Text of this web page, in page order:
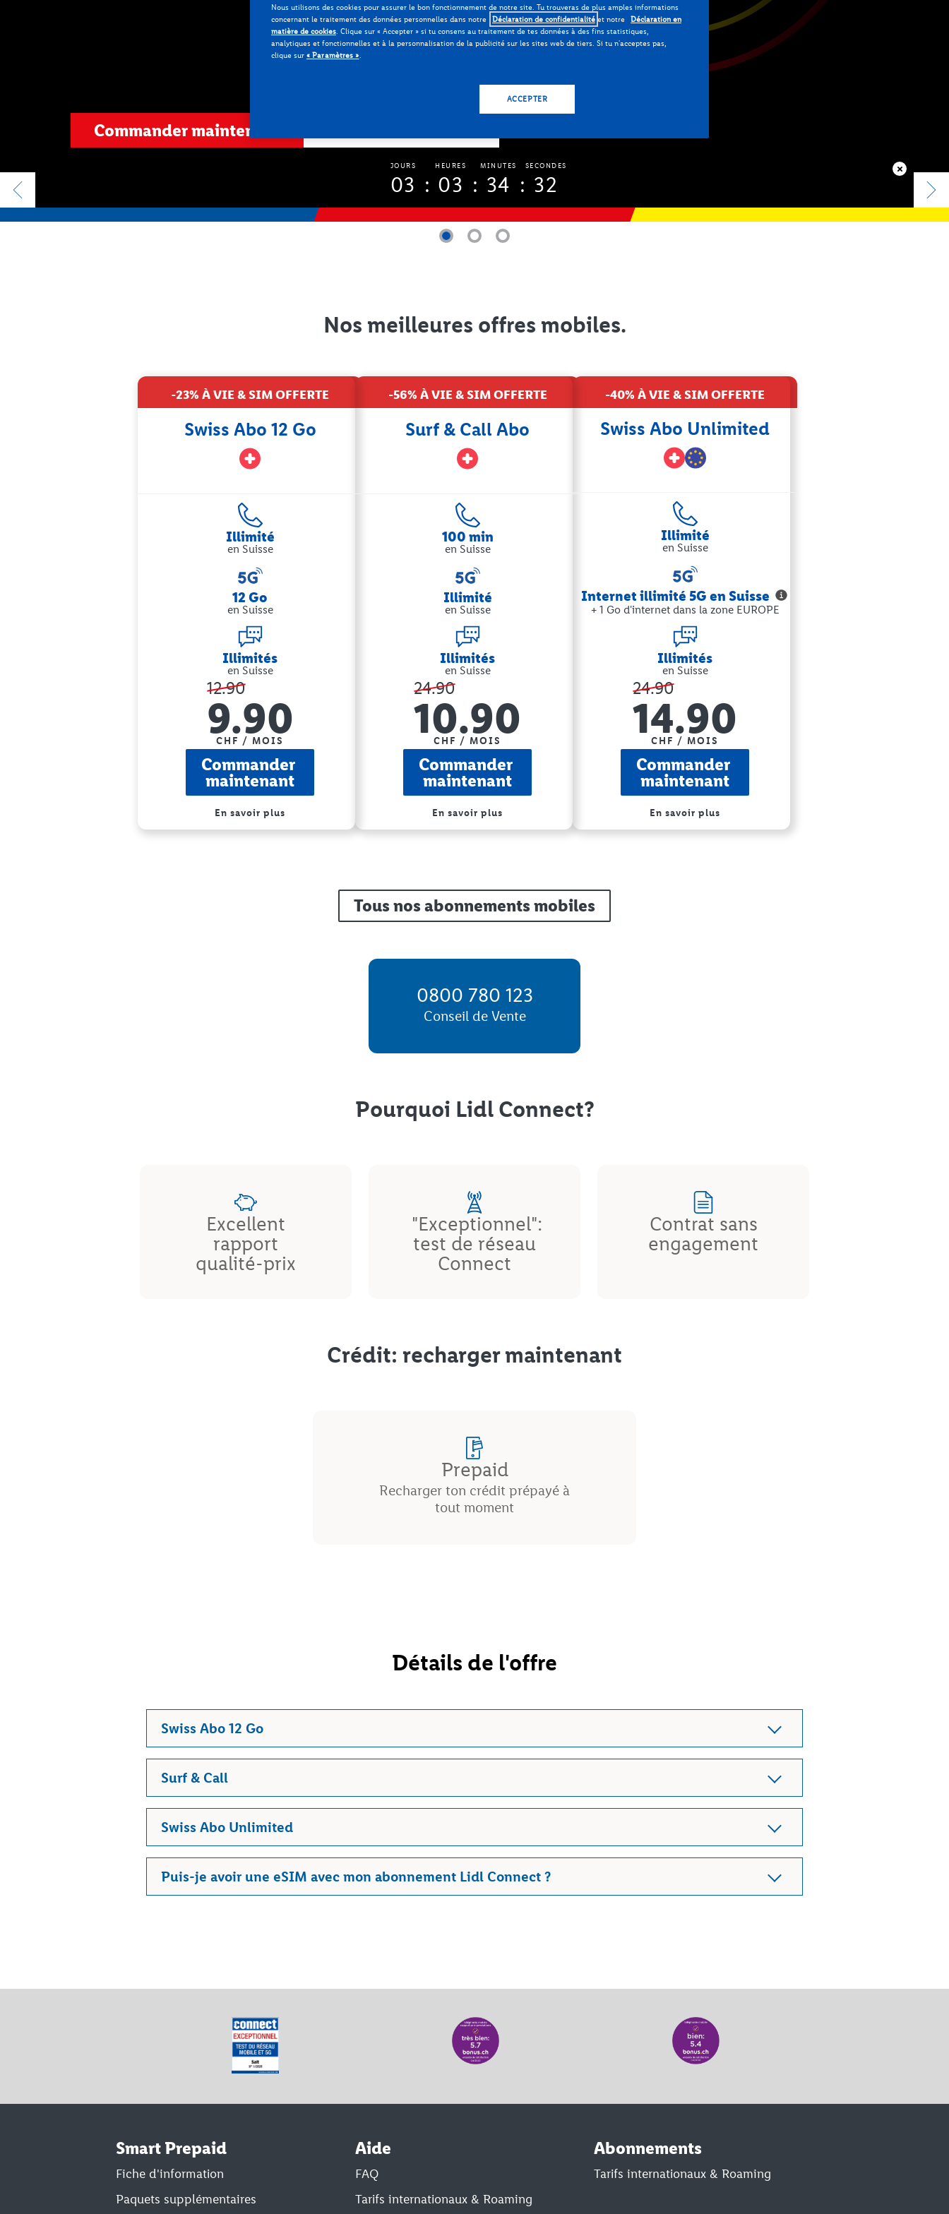
Commander maintenant
JOURS HEURES MINUTES SECONDES
03 03 34 31
Nos meilleures offres mobiles.
-23% À VIE & SIM OFFERTE
Swiss Abo 12 Go
Illimité
en Suisse
12 Go
en Suisse
Illimités
en Suisse
12.90
9.90
CHF / MOIS
Commander
maintenant
En savoir plus
-56% À VIE & SIM OFFERTE
Surf & Call Abo
100 min
en Suisse
Illimité
en Suisse
Illimités
en Suisse
24.90
10.90
CHF / MOIS
Commander
maintenant
En savoir plus
-40% À VIE & SIM OFFERTE
Swiss Abo Unlimited
Illimité
en Suisse
Internet illimité 5G en Suisse
+ 1 Go d'internet dans la zone EUROPE
Illimités
en Suisse
24.90
14.90
CHF / MOIS
Commander
maintenant
En savoir plus
Tous nos abonnements mobiles
0800 780 123
Conseil de Vente
Pourquoi Lidl Connect?
Excellent
rapport
qualité-prix
"Exceptionnel":
test de réseau
Connect
Contrat sans
engagement
Crédit: recharger maintenant
Prepaid
Recharger ton crédit prépayé à
tout moment
Détails de l'offre
Swiss Abo 12 Go
Surf & Call
Swiss Abo Unlimited
Puis-je avoir une eSIM avec mon abonnement Lidl Connect ?
Smart Prepaid
Fiche d'information
Paquets supplémentaires
Aide
FAQ
Tarifs internationaux & Roaming
Abonnements
Tarifs internationaux & Roaming
Nous utilisons des cookies pour assurer le bon fonctionnement de notre site. Tu trouveras de plus amples informations
concernant le traitement des données personnelles dans notre Déclaration de confidentialité et notre Déclaration en
matière de cookies . Clique sur « Accepter » si tu consens au traitement de tes données à des fins statistiques,
analytiques et fonctionnelles et à la personnalisation de la publicité sur les sites web de tiers. Si tu n'acceptes pas,
clique sur « Paramètres »
ACCEPTER